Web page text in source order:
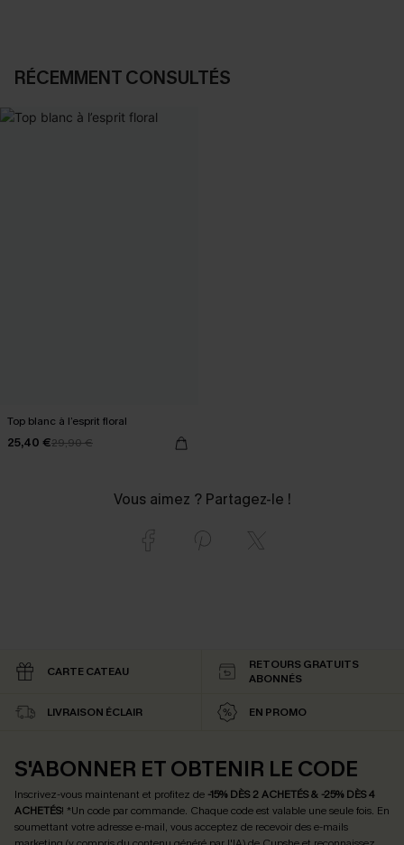
RÉCEMMENT CONSULTÉS
Top blanc à l’esprit floral
25,40 €29,90 €
Vous aimez ? Partagez-le !
CARTE CATEAU
RETOURS GRATUITS
ABONNÉS
LIVRAISON ÉCLAIR EN PROMO
S'ABONNER ET OBTENIR LE CODE
Inscrivez-vous maintenant et profitez de -15% DÈS 2 ACHETÉS & -25% DÈS 4
ACHETÉS! *Un code par commande. Chaque code est valable une seule fois. En
soumettant votre adresse e-mail, vous acceptez de recevoir des e-mails